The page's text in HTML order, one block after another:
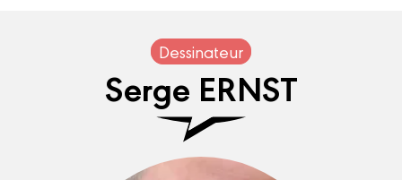
Dessinateur
Serge ERNST